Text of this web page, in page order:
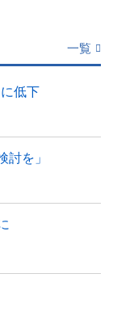
一覧
低下
を」